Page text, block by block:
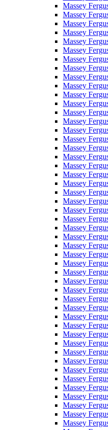
Massey
Massey
Massey
Massey
Massey
Massey
Massey
Massey
Massey
Massey
Massey
Massey
Massey
Massey
Massey
Massey
Massey
Massey
Massey
Massey
Massey
Massey
Massey
Massey
Massey
Massey
Massey
Massey
Massey
Massey
Massey
Massey
Massey
Massey
Massey
Massey
Massey
Massey
Massey
Massey
Massey
Massey
Massey
Massey
Massey
Massey
Massey
Massey